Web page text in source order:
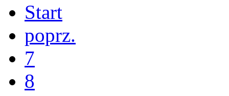
Start
poprz.
7
8